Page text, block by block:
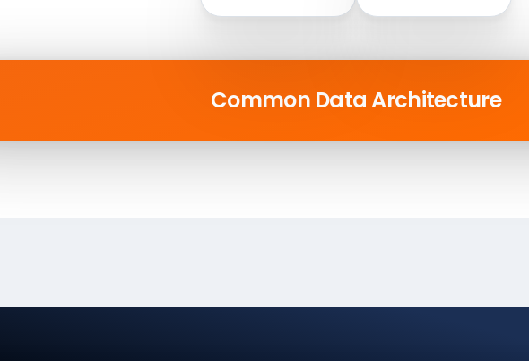
Common Data Architecture